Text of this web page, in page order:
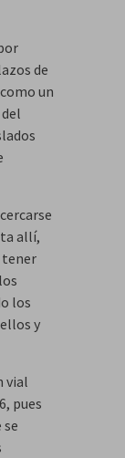
de
un
allí,
tener
los
y
vial
pues